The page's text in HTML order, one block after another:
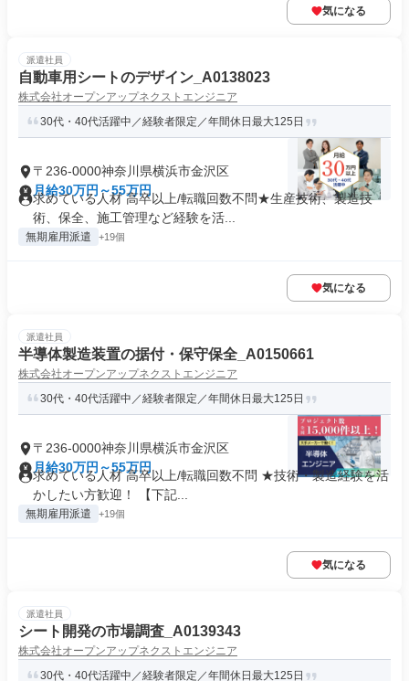
気になる
派遣社員
自動車用シートのデザイン_A0138023
株式会社オープンアップネクストエンジニア
30代・40代活躍中／経験者限定／年間休日最大125日
〒236-0000神奈川県横浜市金沢区
月給30万円～55万円
求めている人材 高卒以上/転職回数不問★生産技術、製造技
術、保全、施工管理など経験を活...
無期雇用派遣 +19個
気になる
派遣社員
半導体製造装置の据付・保守保全_A0150661
株式会社オープンアップネクストエンジニア
30代・40代活躍中／経験者限定／年間休日最大125日
〒236-0000神奈川県横浜市金沢区
月給30万円～55万円
求めている人材 高卒以上/転職回数不問 ★技術・製造経験を活
かしたい方歓迎！ 【下記...
無期雇用派遣 +19個
気になる
派遣社員
シート開発の市場調査_A0139343
株式会社オープンアップネクストエンジニア
30代・40代活躍中／経験者限定／年間休日最大125日